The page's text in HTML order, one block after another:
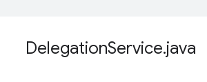
DelegationService.java